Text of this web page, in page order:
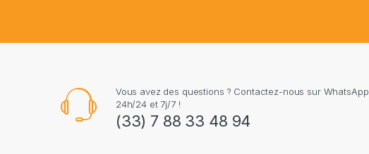
Vous avez des questions ? Contactez-nous sur WhatsApp
24h/24 et 7j/7 !
(33) 7 88 33 48 94